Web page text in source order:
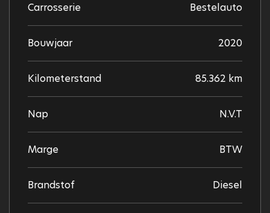
Carrosserie Bestelauto
Bouwjaar 2020
Kilometerstand 85.362 km
Nap N.V.T
Marge BTW
Brandstof Diesel